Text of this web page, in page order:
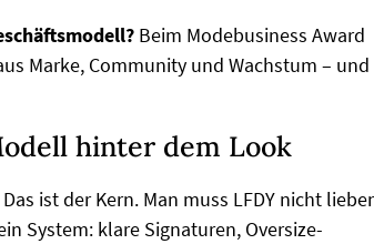
Beim Modebusiness Award
Marke, Community und Wachstum – und
hinter dem Look
ist der Kern. Man muss LFDY nicht
System: klare Signaturen, Oversize-